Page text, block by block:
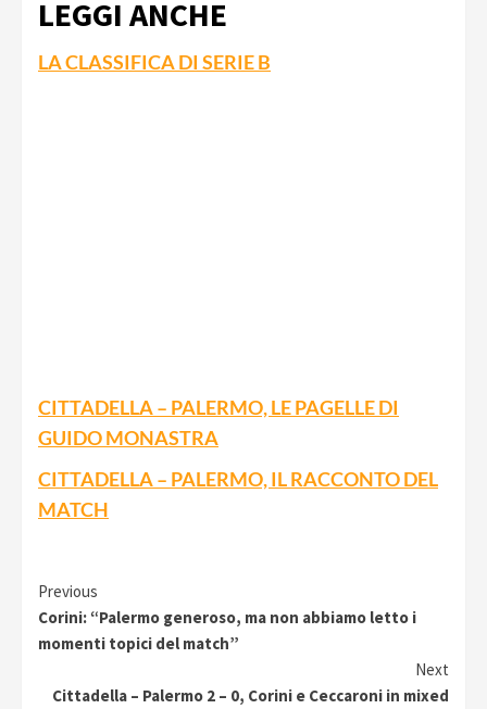
LEGGI ANCHE
LA CLASSIFICA DI SERIE B
CITTADELLA – PALERMO, LE PAGELLE DI
GUIDO MONASTRA
CITTADELLA – PALERMO, IL RACCONTO DEL
MATCH
Continue
Reading
Previous
Corini: “Palermo generoso, ma non abbiamo letto i
momenti topici del match”
Next
Cittadella – Palermo 2 – 0, Corini e Ceccaroni in mixed